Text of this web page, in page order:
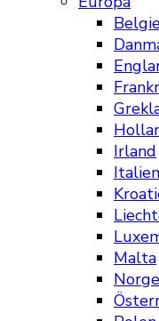
Irland
Italien
Malta
Norge